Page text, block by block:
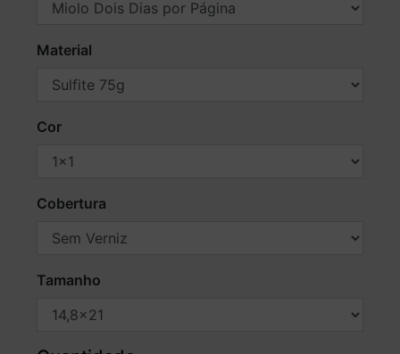
Material
Cor
Cobertura
Tamanho